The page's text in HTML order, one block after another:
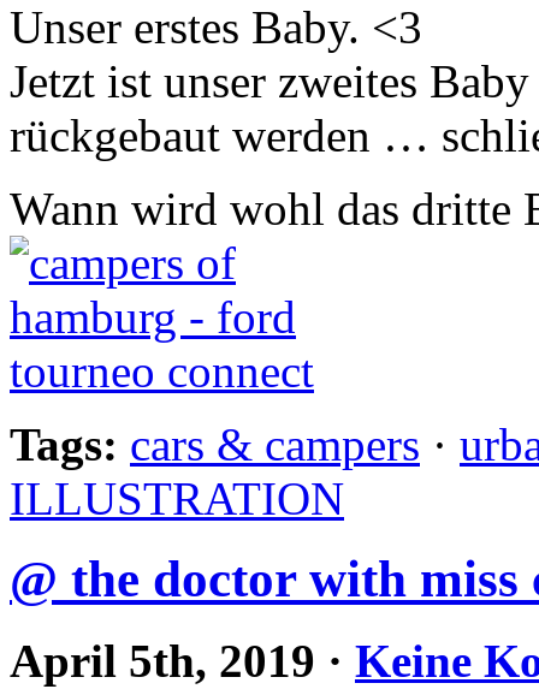
Unser erstes Baby. <3
Jetzt ist unser zweites
rückgebaut werden …
Wann wird wohl das dritte
Tags: cars & campers ·
ILLUSTRATION
@ the doctor with miss
April 5th, 2019 · Keine